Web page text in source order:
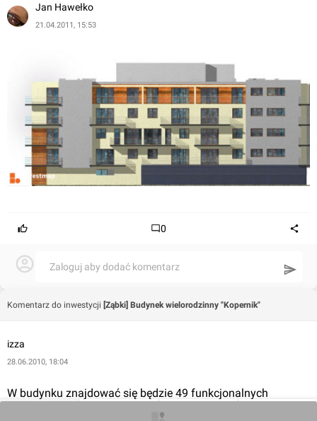
Jan Hawełko
21.04.2011, 15:53
0
Zaloguj aby dodać komentarz
Komentarz do inwestycji [Ząbki] Budynek wielorodzinny "Kopernik"
izza
28.06.2010, 18:04
W budynku znajdować się będzie 49 funkcjonalnych
mieszkań o powierzchni od 29 do 88 metrów kwadratowych.